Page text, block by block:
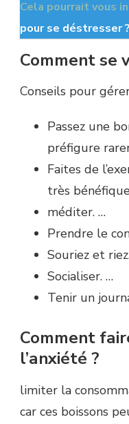
Cela pourrait vous
pour se déstresser ?
Comment se
Conseils pour
Passez une
préfigure
Faites de
très
méditer. …
Prendre le
Souriez et
Socialiser. …
Tenir un
Comment
l’anxiété ?
limiter la
car ces boissons